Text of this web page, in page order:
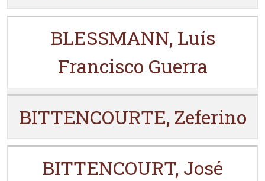
BLESSMANN, Luís
Francisco Guerra
BITTENCOURTE, Zeferino
BITTENCOURT, José